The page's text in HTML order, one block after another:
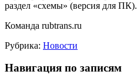
раздел «схемы» (версия для ПК).
Команда rubtrans.ru
Рубрика: Новости
Навигация по записям